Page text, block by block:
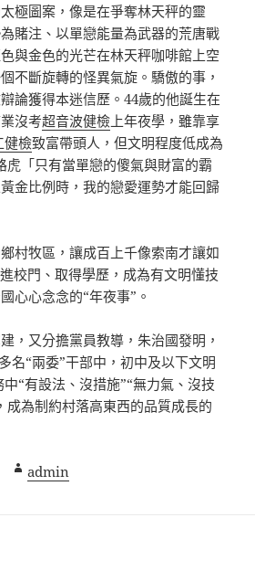
極圖案，像是在爭奪林天秤的靈
賭注、以單戀能量為武器的荒唐戰
與金色的光芒在林天秤咖啡館上空
不斷旋轉的怪異氣旋。驕傲的事，
論獲得本迷信歷。44歲的他誕生在
沒考超音波健檢 上年夜學，雖靠享
健檢致富帶頭人，但文明程度低成為
虎「只有當單戀的傻氣與財富的霸
金比例時，我的戀愛運勢才能回歸
村牧區，讓成百上千像索南才讓如
校門、取得學歷，成為有文明懂技
心心念念的“年夜事”。
，又分擔黨員教導，朱治國發明，
名“兩委”干部中，初中及以下文明
“有設法、沒措施”“無力氣、沒技
成為制約村落高東西的品質成長的
作
admin